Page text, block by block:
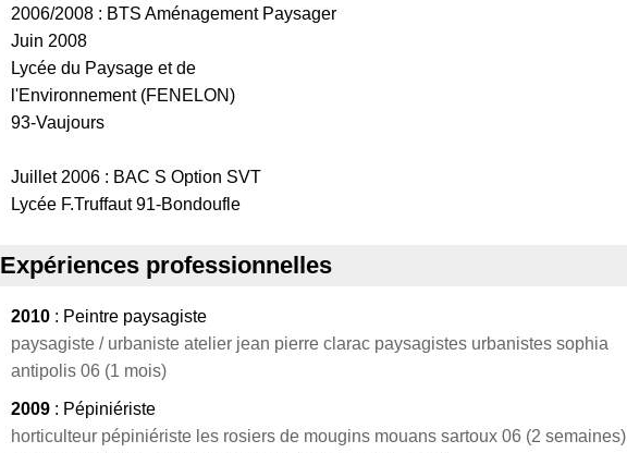
2006/2008 : BTS Aménagement Paysager
Juin 2008
Lycée du Paysage et de
l'Environnement (FENELON)
93-Vaujours
Juillet 2006 : BAC S Option SVT
Lycée F.Truffaut 91-Bondoufle
Expériences professionnelles
2010 : Peintre paysagiste
paysagiste / urbaniste atelier jean pierre clarac paysagistes urbanistes sophia
antipolis 06 (1 mois)
2009 : Pépiniériste
horticulteur pépiniériste les rosiers de mougins mouans sartoux 06 (2 semaines)